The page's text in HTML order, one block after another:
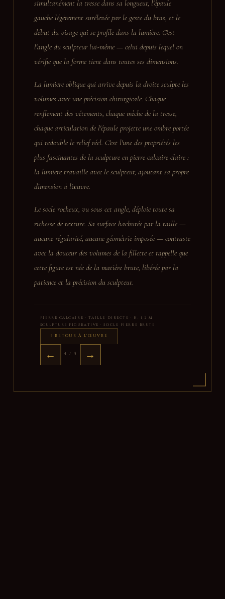
simultanément la tresse dans sa longueur, l'épaule
gauche légèrement surélevée par le geste du bras, et le
début du visage qui se profile dans la lumière. C'est
l'angle du sculpteur lui-même — celui depuis lequel on
vérifie que la forme tient dans toutes ses dimensions.
La lumière oblique qui arrive depuis la droite sculpte les
volumes avec une précision chirurgicale. Chaque
renflement des vêtements, chaque mèche de la tresse,
chaque articulation de l'épaule projette une ombre portée
qui redouble le relief réel. C'est l'une des propriétés les
plus fascinantes de la sculpture en pierre calcaire claire :
la lumière travaille avec le sculpteur, ajoutant sa propre
dimension à l'œuvre.
Le socle rocheux, vu sous cet angle, déploie toute sa
richesse de texture. Sa surface hachurée par la taille —
aucune régularité, aucune géométrie imposée — contraste
avec la douceur des volumes de la fillette et rappelle que
cette figure est née de la matière brute, libérée par la
patience et la précision du sculpteur.
PIERRE CALCAIRE · TAILLE DIRECTE · H. 1,2 M
SCULPTURE FIGURATIVE · SOCLE PIERRE BRUTE
↑ RETOUR À L'ŒUVRE
← 4 / 5 →